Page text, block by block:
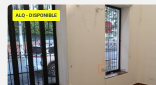
ALQ - DISPONIBLE